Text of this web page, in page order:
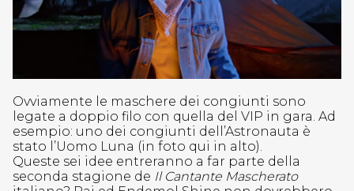
Ovviamente le maschere dei congiunti sono
legate a doppio filo con quella del VIP in gara. Ad
esempio: uno dei congiunti dell’Astronauta è
stato l’Uomo Luna (in foto qui in alto).
Queste sei idee entreranno a far parte della
seconda stagione de Il Cantante Mascherato